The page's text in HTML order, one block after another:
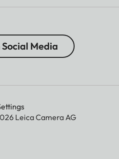
Media
Leica Camera AG